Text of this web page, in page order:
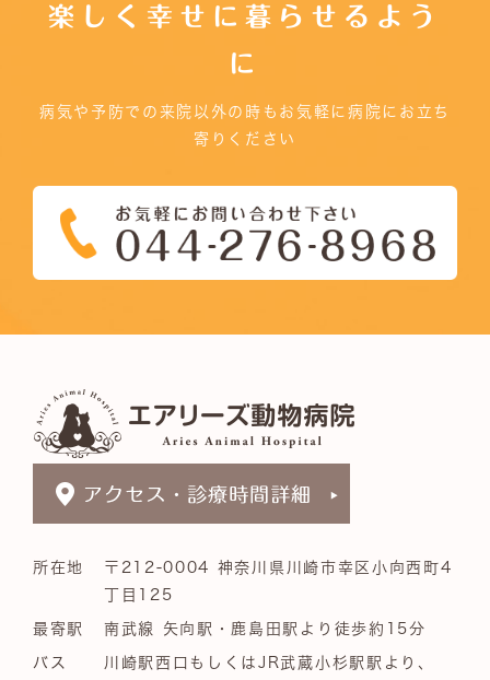
楽しく幸せに暮らせるよう
に
病気や予防での来院以外の時もお気軽に病院にお立ち
寄りください
所在地
〒212-0004 神奈川県川崎市幸区小向西町4
丁目125
最寄駅 南武線 矢向駅・鹿島田駅より徒歩約15分
バス
川崎駅西口もしくはJR武蔵小杉駅駅より、